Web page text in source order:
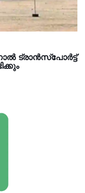
ട്രാൻസ്‌പോർട്ട്